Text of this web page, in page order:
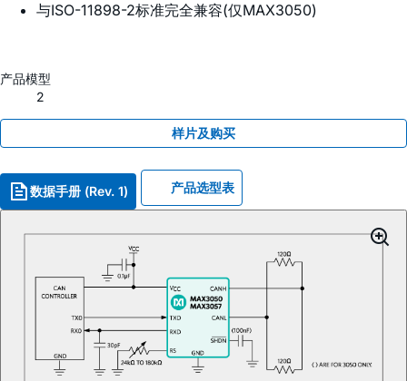
与ISO-11898-2标准完全兼容(仅MAX3050)
产品模型
2
样片及购买
数据手册 (Rev. 1) 产品选型表